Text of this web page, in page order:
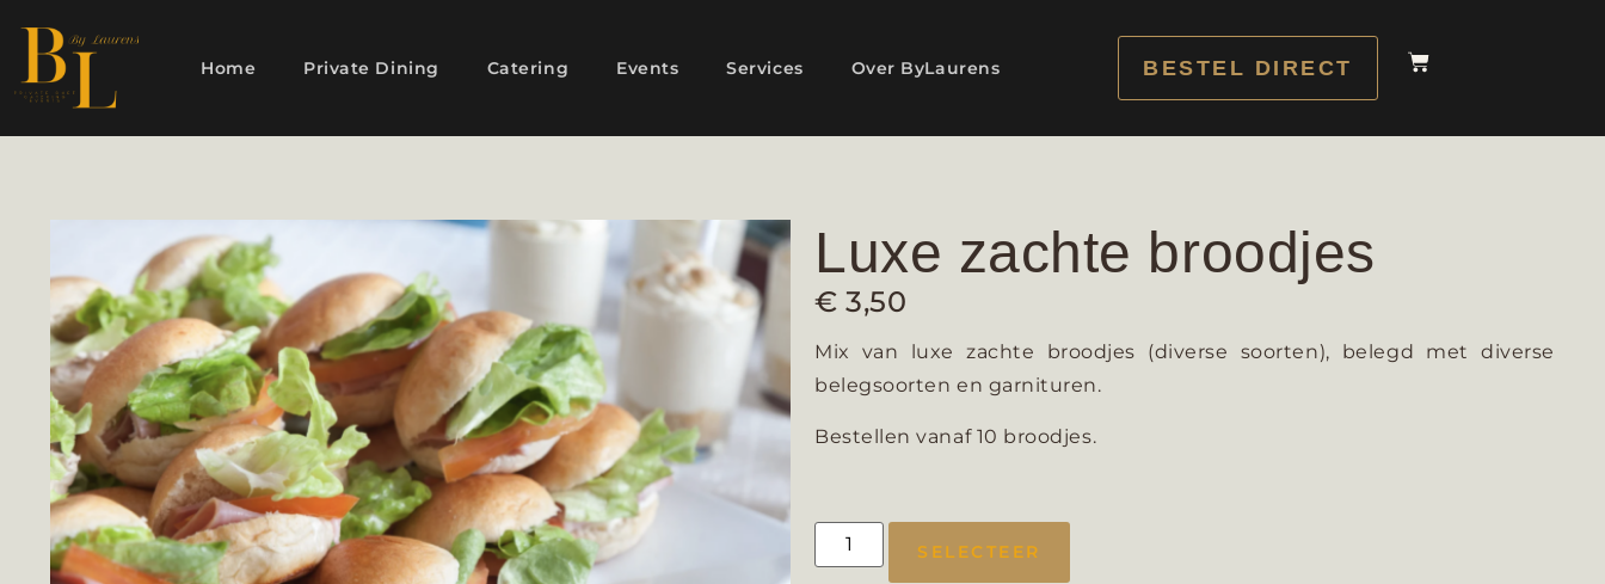
Home Private Dining Catering Events Services Over ByLaurens BESTEL DIRECT
Luxe zachte broodjes
€ 3,50
Mix van luxe zachte broodjes (diverse soorten), belegd met diverse
belegsoorten en garnituren.
Bestellen vanaf 10 broodjes.
SELECTEER